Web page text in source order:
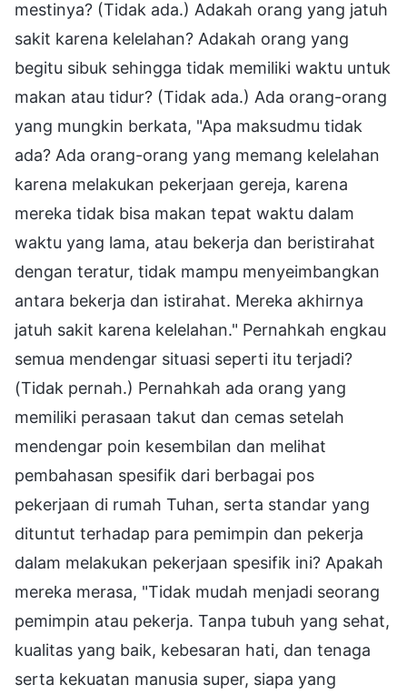
mestinya? (Tidak ada.) Adakah orang yang jatuh
sakit karena kelelahan? Adakah orang yang
begitu sibuk sehingga tidak memiliki waktu untuk
makan atau tidur? (Tidak ada.) Ada orang-orang
yang mungkin berkata, "Apa maksudmu tidak
ada? Ada orang-orang yang memang kelelahan
karena melakukan pekerjaan gereja, karena
mereka tidak bisa makan tepat waktu dalam
waktu yang lama, atau bekerja dan beristirahat
dengan teratur, tidak mampu menyeimbangkan
antara bekerja dan istirahat. Mereka akhirnya
jatuh sakit karena kelelahan." Pernahkah engkau
semua mendengar situasi seperti itu terjadi?
(Tidak pernah.) Pernahkah ada orang yang
memiliki perasaan takut dan cemas setelah
mendengar poin kesembilan dan melihat
pembahasan spesifik dari berbagai pos
pekerjaan di rumah Tuhan, serta standar yang
dituntut terhadap para pemimpin dan pekerja
dalam melakukan pekerjaan spesifik ini? Apakah
mereka merasa, "Tidak mudah menjadi seorang
pemimpin atau pekerja. Tanpa tubuh yang sehat,
kualitas yang baik, kebesaran hati, dan tenaga
serta kekuatan manusia super, siapa yang